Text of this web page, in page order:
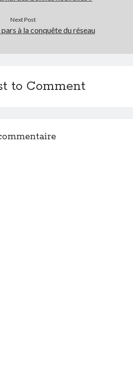
Next Post
à la conquête du réseau
to Comment